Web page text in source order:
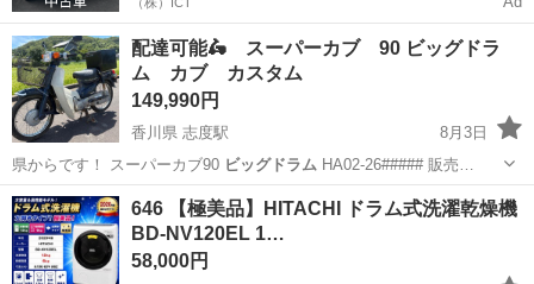
配達可能🛵 スーパーカブ 90 ビッグドラ
ム カブ カスタム
149,990円
香川県 志度駅
8月3日
県からです！ スーパーカブ90 ビッグドラム HA02-26##### 販売…
香川 さぬき市 志度駅 ホンダ ビッグドラム
646 【極美品】HITACHI ドラム式洗濯乾燥機
BD-NV120EL 1…
58,000円